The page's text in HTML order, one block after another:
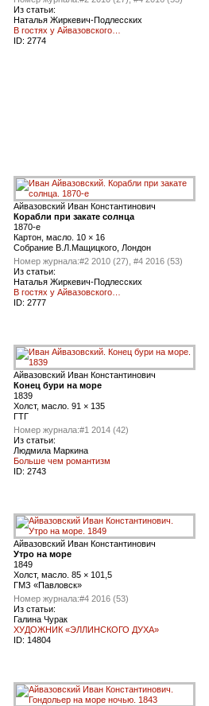
Из статьи:
Наталья Жиркевич-Подлесских
В гостях у Айвазовского…
ID: 2774
Айвазовский Иван Константинович
Корабли при закате cолнца
1870-е
Картон, масло. 10 × 16
Cобрание В.Л.Мащицкого, Лондон
Номер журнала:#2 2010 (27), #4 2016 (53)
Из статьи:
Наталья Жиркевич-Подлесских
В гостях у Айвазовского…
ID: 2777
Айвазовский Иван Константинович
Конец бури на море
1839
Холст, масло. 91 × 135
ГТГ
Номер журнала:#1 2014 (42)
Из статьи:
Людмила Маркина
Больше чем романтизм
ID: 2743
Айвазовский Иван Константинович
Утро на море
1849
Холст, масло. 85 × 101,5
ГМЗ «Павловск»
Номер журнала:#4 2016 (53)
Из статьи:
Галина Чурак
ХУДОЖНИК «ЭЛЛИНСКОГО ДУХА»
ID: 14804